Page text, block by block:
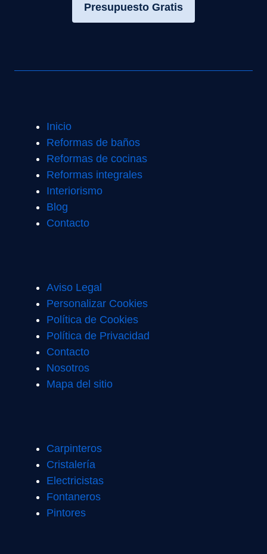
Presupuesto Gratis
Inicio
Reformas de baños
Reformas de cocinas
Reformas integrales
Interiorismo
Blog
Contacto
Aviso Legal
Personalizar Cookies
Política de Cookies
Política de Privacidad
Contacto
Nosotros
Mapa del sitio
Carpinteros
Cristalería
Electricistas
Fontaneros
Pintores